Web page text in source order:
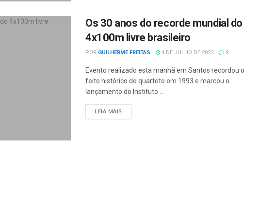
Os 30 anos do recorde mundial do
4x100m livre brasileiro
POR GUILHERME FREITAS 4 DE JULHO DE 2023 2
Evento realizado esta manhã em Santos recordou o
feito histórico do quarteto em 1993 e marcou o
lançamento do Instituto ...
LEIA MAIS